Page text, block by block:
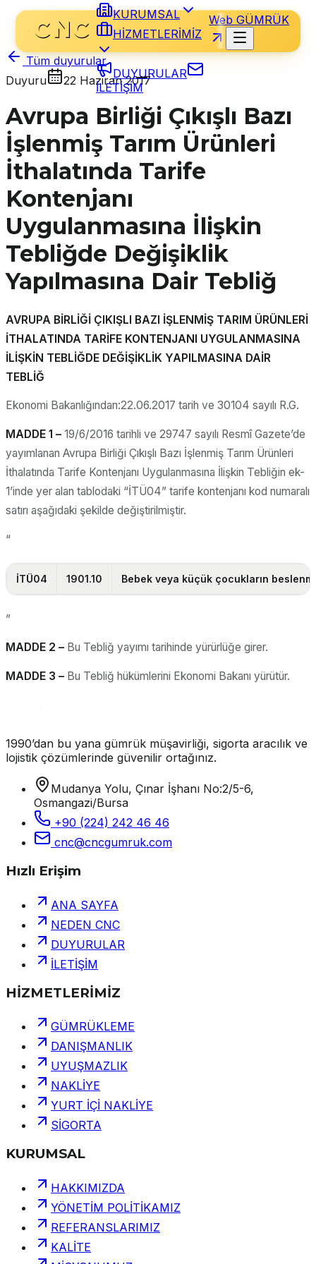
KURUMSAL
HİZMETLERİMİZ
DUYURULAR
İLETİŞİM
Web GÜMRÜK
Tüm duyurular
Duyuru
22 Haziran 2017
Avrupa Birliği Çıkışlı Bazı
İşlenmiş Tarım Ürünleri
İthalatında Tarife
Kontenjanı
Uygulanmasına İlişkin
Tebliğde Değişiklik
Yapılmasına Dair Tebliğ
AVRUPA BİRLİĞİ ÇIKIŞLI BAZI İŞLENMİŞ TARIM ÜRÜNLERİ
İTHALATINDA TARİFE KONTENJANI UYGULANMASINA
İLİŞKİN TEBLİĞDE DEĞİŞİKLİK YAPILMASINA DAİR
TEBLİĞ
Ekonomi Bakanlığından:22.06.2017 tarih ve 30104 sayılı R.G.
MADDE 1 – 19/6/2016 tarihli ve 29747 sayılı Resmî Gazete’de
yayımlanan Avrupa Birliği Çıkışlı Bazı İşlenmiş Tarım Ürünleri
İthalatında Tarife Kontenjanı Uygulanmasına İlişkin Tebliğin ek-
1’inde yer alan tablodaki “İTÜ04” tarife kontenjanı kod numaralı
satırı aşağıdaki şekilde değiştirilmiştir.
“
İTÜ04 1901.10 Bebek veya küçük çocukların
”
MADDE 2 – Bu Tebliğ yayımı tarihinde yürürlüğe girer.
MADDE 3 – Bu Tebliğ hükümlerini Ekonomi Bakanı yürütür.
1990’dan bu yana gümrük müşavirliği, sigorta aracılık ve
lojistik çözümlerinde güvenilir ortağınız.
Mudanya Yolu, Çınar İşhanı No:2/5-6,
Osmangazi/Bursa
+90 (224) 242 46 46
cnc@cncgumruk.com
Hızlı Erişim
ANA SAYFA
NEDEN CNC
DUYURULAR
İLETİŞİM
HİZMETLERİMİZ
GÜMRÜKLEME
DANIŞMANLIK
UYUŞMAZLIK
NAKLİYE
YURT İÇİ NAKLİYE
SİGORTA
KURUMSAL
HAKKIMIZDA
YÖNETİM POLİTİKAMIZ
REFERANSLARIMIZ
KALİTE